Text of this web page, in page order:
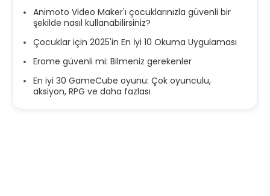
Animoto Video Maker'ı çocuklarınızla güvenli bir
şekilde nasıl kullanabilirsiniz?
Çocuklar için 2025'in En İyi 10 Okuma Uygulaması
Erome güvenli mi: Bilmeniz gerekenler
En iyi 30 GameCube oyunu: Çok oyunculu,
aksiyon, RPG ve daha fazlası